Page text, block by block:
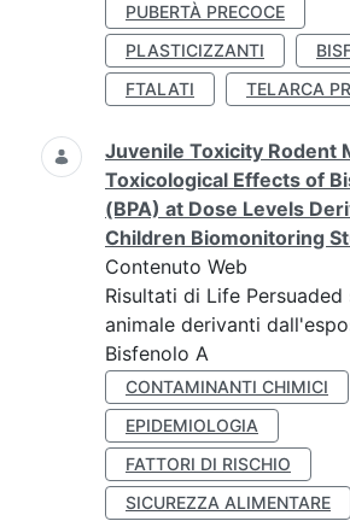
PUBERTÀ PRECOCE
PLASTICIZZANTI
FTALATI
TELARCA
Juvenile Toxicity Rodent
Toxicological Effects of
(BPA) at Dose Levels
Children Biomonitoring
Contenuto Web
Risultati di Life
animale derivanti
Bisfenolo A
CONTAMINANTI CHIMICI
EPIDEMIOLOGIA
FATTORI DI RISCHIO
SICUREZZA ALIMENTARE